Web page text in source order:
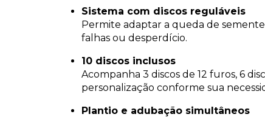
Sistema com discos reguláveis
Permite adaptar a queda de
falhas ou desperdício.
10 discos inclusos
Acompanha 3 discos de 12 furos, 6
personalização conforme sua
Plantio e adubação simultâneos